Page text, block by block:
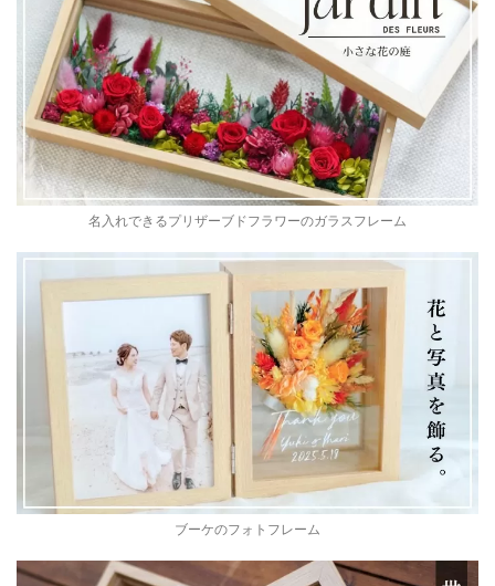
名入れできるプリザーブドフラワーのガラスフレーム
ブーケのフォトフレーム